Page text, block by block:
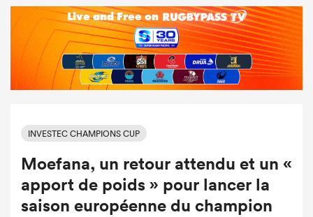
INVESTEC CHAMPIONS CUP
Moefana, un retour attendu et un «
apport de poids » pour lancer la
saison européenne du champion